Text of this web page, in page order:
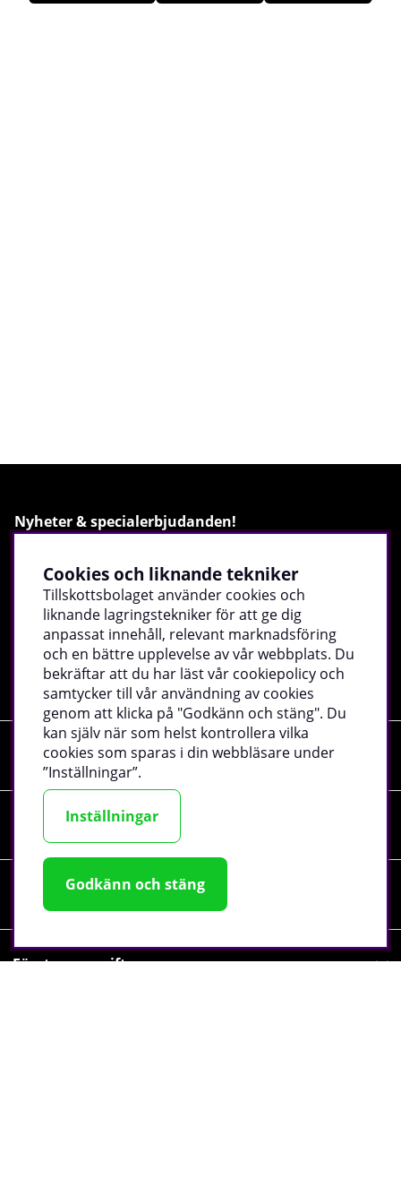
Nyheter & specialerbjudanden!
Ange din mejladress och bli först med det senaste, ta
del av exklusiva erbjudanden, inspiration och mycket
mer!
Registrera
Shopping
Information
Sociala medier
Företagsuppgifter
Cookies och liknande tekniker
Tillskottsbolaget använder cookies och
liknande lagringstekniker för att ge dig
anpassat innehåll, relevant marknadsföring
och en bättre upplevelse av vår webbplats. Du
bekräftar att du har läst vår cookiepolicy och
samtycker till vår användning av cookies
genom att klicka på "Godkänn och stäng". Du
kan själv när som helst kontrollera vilka
cookies som sparas i din webbläsare under
”Inställningar”.
Inställningar
Godkänn och stäng